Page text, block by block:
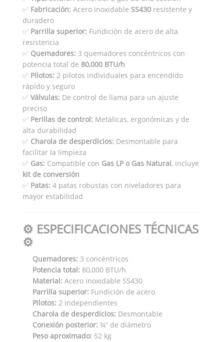
✅ Fabricación: Acero inoxidable SS430 resistente y
duradero
✅ Parrilla superior: Fundición de acero de alta
resistencia
✅ Quemadores: 3 quemadores concéntricos con
potencia total de 80,000 BTU/h
✅ Pilotos: 2 pilotos individuales para encendido
rápido y seguro
✅ Válvulas: De control de llama para un ajuste
preciso
✅ Perillas de control: Metálicas, ergonómicas y de
alta durabilidad
✅ Charola de desperdicios: Desmontable para
facilitar la limpieza
✅ Gas: Compatible con Gas LP o Gas Natural, incluye
kit de conversión
✅ Patas: 4 patas robustas con niveladores para
mayor estabilidad
⚙️ ESPECIFICACIONES TÉCNICAS
⚙️
Quemadores: 3 concéntricos
Potencia total: 80,000 BTU/h
Material: Acero inoxidable SS430
Parrilla superior: Fundición de acero
Pilotos: 2 independientes
Charola de desperdicios: Desmontable
Conexión posterior: ¾” de diámetro
Peso aproximado: 52 kg